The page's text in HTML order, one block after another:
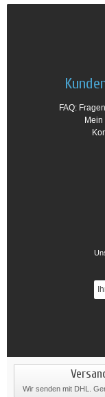
FAQ:
Wir senden mit DHL.